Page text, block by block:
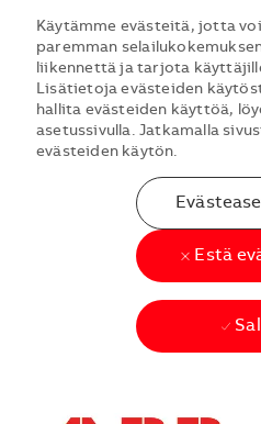
Käytämme evästeitä, jotta
paremman
liikennettä ja tarjota
Lisätietoja evästeiden
hallita evästeiden käyttöä,
asetussivulla. Jatkamalla
evästeiden käytön.
Estä